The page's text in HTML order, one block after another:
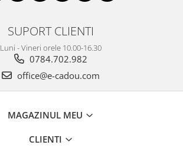
SUPORT CLIENTI
Luni - Vineri orele 10.00-16.30
0784.702.982
office@e-cadou.com
MAGAZINUL MEU
CLIENTI